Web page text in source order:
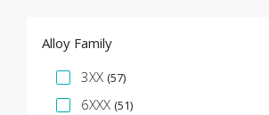
Alloy Family
Facette de spécification
3XX (57)
6XXX (51)